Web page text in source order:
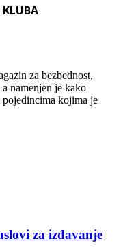
za bezbednost,
namenjen je kako
kojima je
za izdavanje